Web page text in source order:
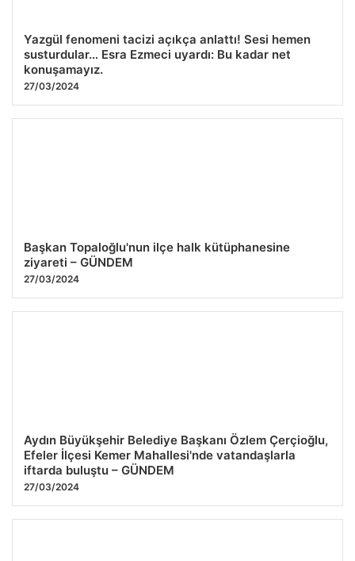
Yazgül fenomeni tacizi açıkça anlattı! Sesi hemen
susturdular… Esra Ezmeci uyardı: Bu kadar net
konuşamayız.
27/03/2024
Başkan Topaloğlu'nun ilçe halk kütüphanesine
ziyareti – GÜNDEM
27/03/2024
Aydın Büyükşehir Belediye Başkanı Özlem Çerçioğlu,
Efeler İlçesi Kemer Mahallesi'nde vatandaşlarla
iftarda buluştu – GÜNDEM
27/03/2024